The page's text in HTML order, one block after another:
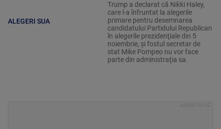
ALEGERI SUA
Trump a declarat că Nikki Haley,
care l-a înfruntat la alegerile
primare pentru desemnarea
candidatului Partidului Republican
în alegerile prezidenţiale din 5
noiembrie, şi fostul secretar de
stat Mike Pompeo nu vor face
parte din administraţia sa.